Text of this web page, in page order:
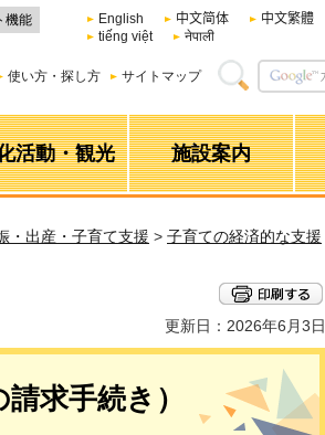
機能 English 中文简体 中文繁體
tiếng việt
नेपाली
使い方・探し方 サイトマップ
活動・観光 施設案内
・出産・子育て支援 > 子育ての経済的な支援
更新日：2026年6月3日
求手続き）